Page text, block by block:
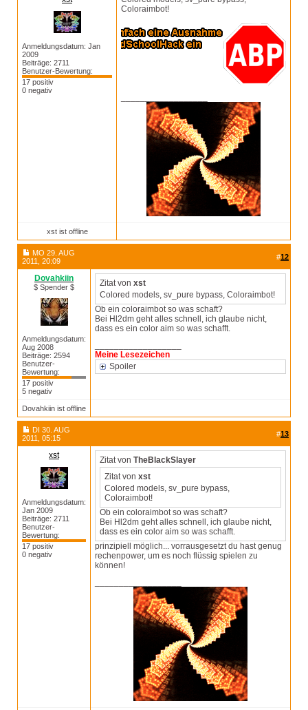
Anmeldungsdatum: Jan
2009
Beiträge: 2711
Benutzer-Bewertung:
17 positiv
0 negativ
Coloraimbot!
xst ist offline
MO 29. AUG
2011, 20:09
#12
Dovahkiin
$ Spender $
Anmeldungsdatum:
Aug 2008
Beiträge: 2594
Benutzer-
Bewertung:
17 positiv
5 negativ
Zitat von xst
Colored models, sv_pure bypass, Coloraimbot!
Ob ein coloraimbot so was schaft?
Bei Hl2dm geht alles schnell, ich glaube nicht,
dass es ein color aim so was schafft.
Meine Lesezeichen
Spoiler
Dovahkiin ist offline
DI 30. AUG
2011, 05:15
#13
xst
Anmeldungsdatum:
Jan 2009
Beiträge: 2711
Benutzer-
Bewertung:
17 positiv
0 negativ
Zitat von TheBlackSlayer
Zitat von xst
Colored models, sv_pure bypass,
Coloraimbot!
Ob ein coloraimbot so was schaft?
Bei Hl2dm geht alles schnell, ich glaube nicht,
dass es ein color aim so was schafft.
prinzipiell möglich... vorrausgesetzt du hast genug
rechenpower, um es noch flüssig spielen zu
können!